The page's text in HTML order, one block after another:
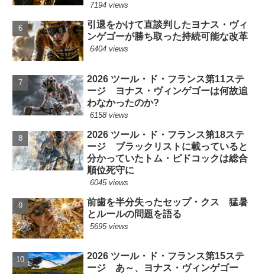
7194 views
引退をかけて直談判したヨナス・ヴィ
ンゲゴーが勝ち取った持続可能な改革
6404 views
2026 ツール・ド・フランス第11ステ
ージ ヨナス・ヴィンゲゴーは何故追
わなかったのか?
6158 views
2026 ツール・ド・フランス第18ステ
ージ ブラックリストに載っていると
分かっていたトム・ピドコックは総合
順位死守に
6045 views
前歯を半分失ったセップ・クス 猛暑
とルールの問題を語る
5695 views
2026 ツール・ド・フランス第15ステ
ージ あ～、ヨナス・ヴィンゲゴー